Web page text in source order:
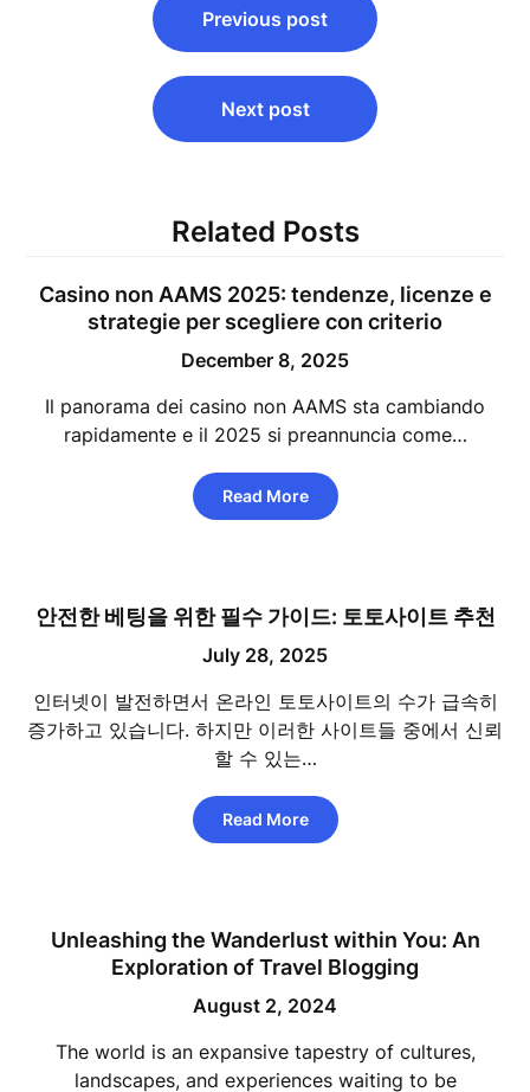
navigation
Previous post
Next post
Related Posts
Casino non AAMS 2025: tendenze, licenze e
strategie per scegliere con criterio
December 8, 2025
Il panorama dei casino non AAMS sta cambiando
rapidamente e il 2025 si preannuncia come…
Read More
안전한 베팅을 위한 필수 가이드: 토토사이트 추천
July 28, 2025
인터넷이 발전하면서 온라인 토토사이트의 수가 급속히
증가하고 있습니다. 하지만 이러한 사이트들 중에서 신뢰
할 수 있는…
Read More
Unleashing the Wanderlust within You: An
Exploration of Travel Blogging
August 2, 2024
The world is an expansive tapestry of cultures,
landscapes, and experiences waiting to be